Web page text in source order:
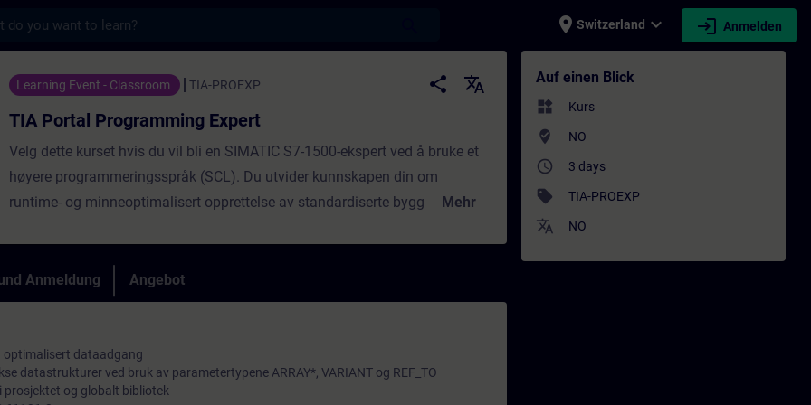
place Switzerland expand_more login Anmelden
Expert - Training - Schulung - Weiterbildung | SITRAIN
Learning Event - Classroom TIA-PROEXP share
translate
TIA Portal Programming Expert
Velg dette kurset hvis du vil bli en SIMATIC S7-1500-ekspert ved å bruke et
høyere programmeringsspråk (SCL). Du utvider kunnskapen din om
runtime- og minneoptimalisert opprettelse av standardiserte byggeklosser
det høyere programmeringsspråket.
Mehr
Anmeldung Angebot
optimalisert dataadgang
datastrukturer ved bruk av parametertypene ARRAY*, VARIANT og REF_TO
prosjektet og globalt bibliotek
Auf einen Blick
widgets Kurs
where_to_vote NO
access_time 3 days
sell TIA-PROEXP
translate NO